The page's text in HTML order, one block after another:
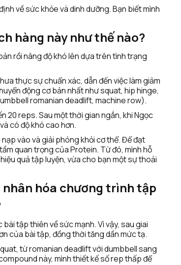
về sức khỏe và dinh dưỡng. Bạn biết mình
hàng này như thế nào?
rồi nâng độ khó lên dựa trên tình trạng
thực sự chuẩn xác, dẫn đến việc làm giảm
động cơ bản nhất như squat, hip hinge,
romanian deadlift, machine row).
20 reps. Sau một thời gian ngắn, khi Ngọc
có độ khó cao hơn.
vào và giải phóng khỏi cơ thể. Để đạt
quan trọng của Protein. Từ đó, mình hỗ
quả tập luyện, vừa cho bạn một sự thoải
hóa chương trình tập
tập thiên về sức mạnh. Vì vậy, sau giai
của bài tập, đồng thời tăng dần mức tạ.
từ romanian deadlift với dumbbell sang
này, mình thiết kế số rep thấp để